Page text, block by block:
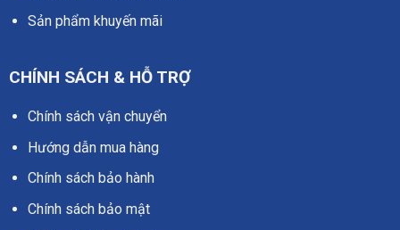
Sản phẩm khuyến mãi
CHÍNH SÁCH & HỖ TRỢ
Chính sách vận chuyển
Hướng dẫn mua hàng
Chính sách bảo hành
Chính sách bảo mật